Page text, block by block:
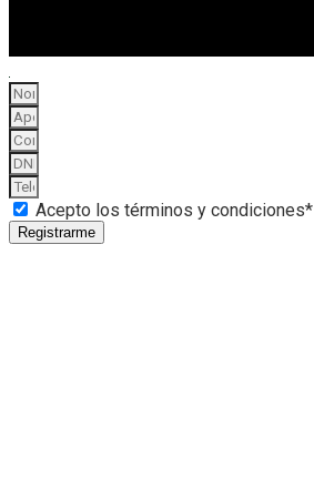
Acepto los términos y condiciones*
Registrarme